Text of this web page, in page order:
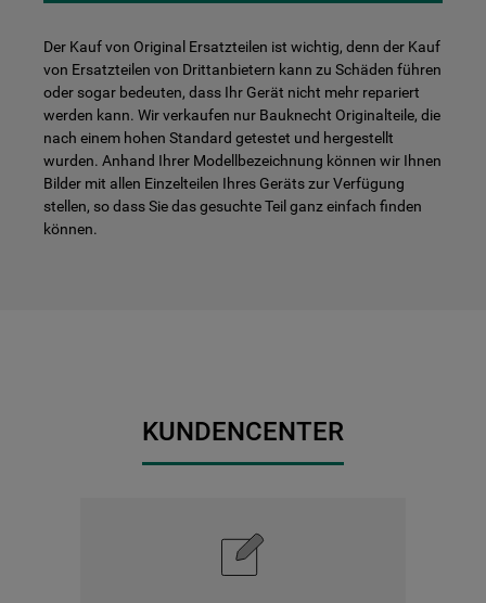
Der Kauf von Original Ersatzteilen ist wichtig, denn der Kauf
von Ersatzteilen von Drittanbietern kann zu Schäden führen
oder sogar bedeuten, dass Ihr Gerät nicht mehr repariert
werden kann. Wir verkaufen nur Bauknecht Originalteile, die
nach einem hohen Standard getestet und hergestellt
wurden. Anhand Ihrer Modellbezeichnung können wir Ihnen
Bilder mit allen Einzelteilen Ihres Geräts zur Verfügung
stellen, so dass Sie das gesuchte Teil ganz einfach finden
können.
KUNDENCENTER